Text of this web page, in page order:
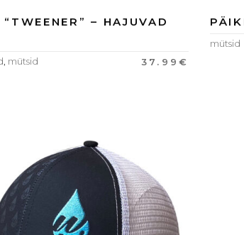
– HAJUVAD
37.99 €
mütsid
mütsid